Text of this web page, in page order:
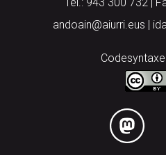
andoain@aiurri.eus |